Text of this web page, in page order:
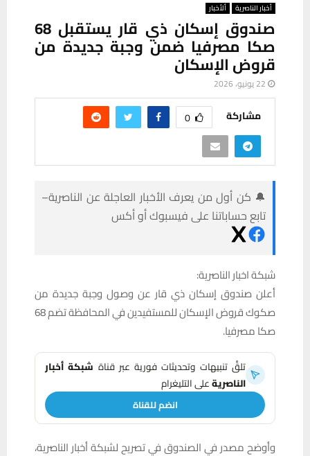
أخبار الناصرية ألأخبار
صندوق إسكان ذي قار يستقبل 68
صكا مصرفيا ضمن وجبة جديدة من
قروض الإسكان
22 يونيو، 2026
مشاركة 0
🔔 كن أول من يعرف الأخبار العاجلة عن الناصرية–
تابع حساباتنا على فيسبوك أو أكس
شبكة اخبار الناصرية:
أعلن صندوق إسكان ذي قار عن وصول وجبة جديدة من
صكوك قروض الإسكان للمستفيدين في المحافظة تضم 68
صكا مصرفيا.
تلقَّ تنبيهات وتحديثات فورية عبر قناة شبكة أخبار
الناصريةعلى التليغرام
انضم للقناة
وأوضح مصدر في الصندوق في تصريح لشبكة أخبار الناصرية،